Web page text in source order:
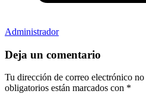
Administrador
Deja un comentario
Tu dirección de correo electrónico no
obligatorios están marcados con *